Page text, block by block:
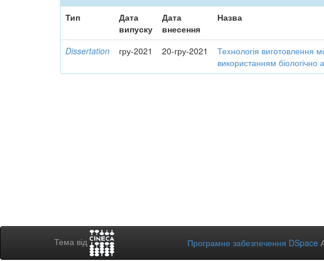
Тип
Дата
випуску
Дата
внесення
Назва
Dissertation гру-2021 20-гру-2021
Технологія виготовлення
використанням біологічно
Тема від Програмне забезпечення DSpace